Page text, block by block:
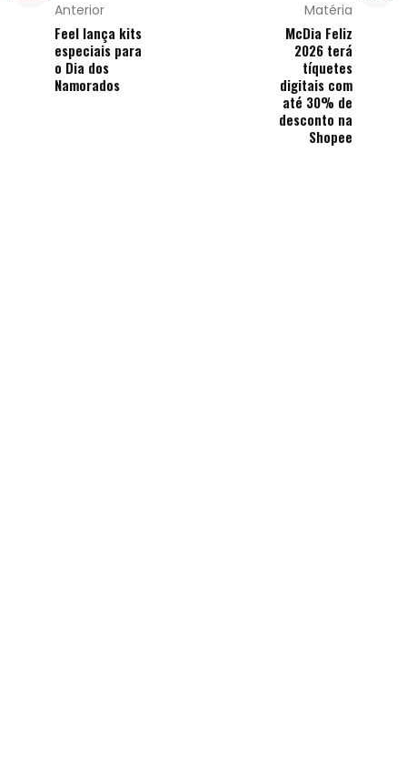
Anterior
Feel lança kits
especiais para
o Dia dos
Namorados
Matéria
McDia Feliz
2026 terá
tíquetes
digitais com
até 30% de
desconto na
Shopee